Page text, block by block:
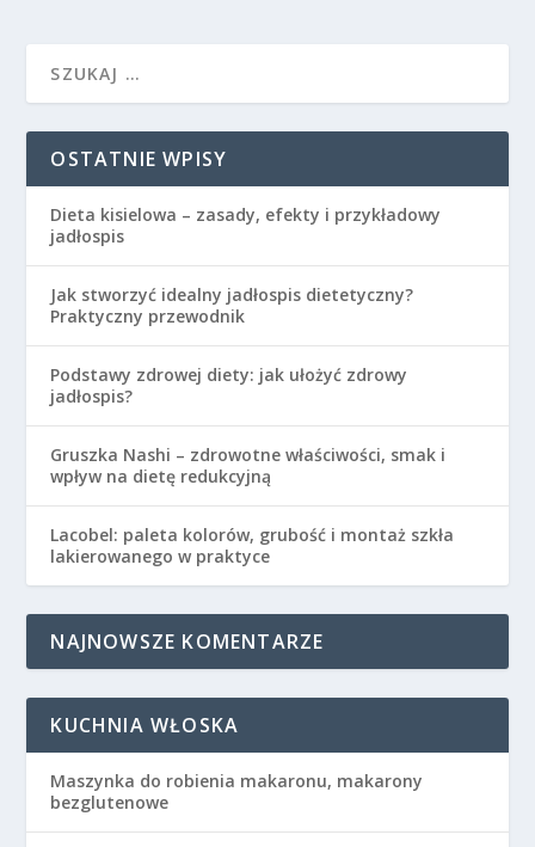
OSTATNIE WPISY
Dieta kisielowa – zasady, efekty i przykładowy
jadłospis
Jak stworzyć idealny jadłospis dietetyczny?
Praktyczny przewodnik
Podstawy zdrowej diety: jak ułożyć zdrowy
jadłospis?
Gruszka Nashi – zdrowotne właściwości, smak i
wpływ na dietę redukcyjną
Lacobel: paleta kolorów, grubość i montaż szkła
lakierowanego w praktyce
NAJNOWSZE KOMENTARZE
KUCHNIA WŁOSKA
Maszynka do robienia makaronu, makarony
bezglutenowe